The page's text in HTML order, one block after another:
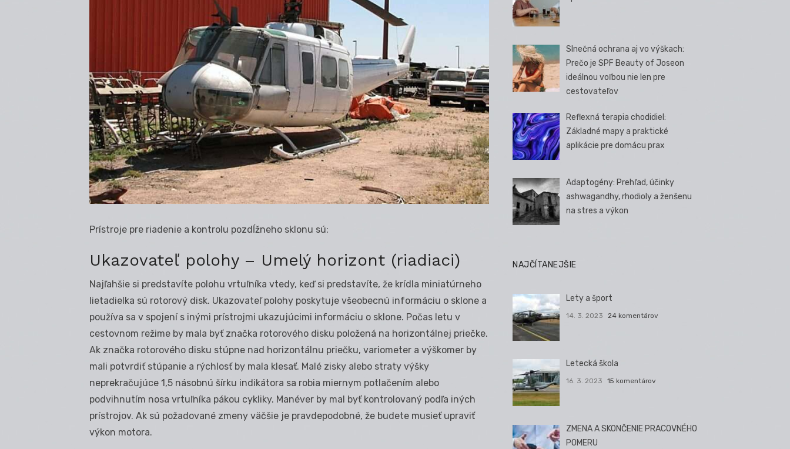
Prístroje pre riadenie a kontrolu pozdĺžneho sklonu sú:
Ukazovateľ polohy – Umelý horizont (riadiaci)
Najľahšie si predstavíte polohu vrtuľníka vtedy, keď si predstavíte, že krídla miniatúrneho
lietadielka sú rotorový disk. Ukazovateľ polohy poskytuje všeobecnú informáciu o sklone a
používa sa v spojení s inými prístrojmi ukazujúcimi informáciu o sklone. Počas letu v
cestovnom režime by mala byť značka rotorového disku položená na horizontálnej priečke.
Ak značka rotorového disku stúpne nad horizontálnu priečku, variometer a výškomer by
mali potvrdiť stúpanie a rýchlosť by mala klesať. Malé zisky alebo straty výšky
neprekračujúce 1,5 násobnú šírku indikátora sa robia miernym potlačením alebo
podvihnutím nosa vrtuľníka pákou cykliky. Manéver by mal byť kontrolovaný podľa iných
prístrojov. Ak sú požadované zmeny väčšie je pravdepodobné, že budete musieť upraviť
výkon motora.
Slnečná ochrana aj vo výškach:
Prečo je SPF Beauty of Joseon
ideálnou voľbou nie len pre
cestovateľov
Reflexná terapia chodidiel:
Základné mapy a praktické
aplikácie pre domácu prax
Adaptogény: Prehľad, účinky
ashwagandhy, rhodioly a ženšenu
na stres a výkon
NAJČÍTANEJŠIE
Lety a šport
14. 3. 2023 24 komentárov
Letecká škola
16. 3. 2023 15 komentárov
ZMENA A SKONČENIE PRACOVNÉHO
POMERU